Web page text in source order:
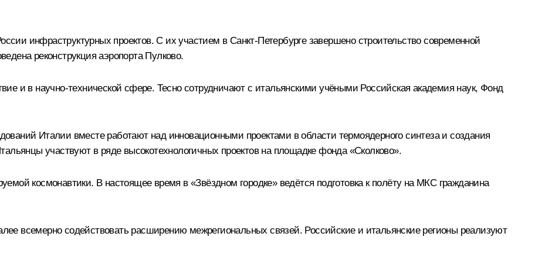
инфраструктурных проектов. С их участием в Санкт-Петербурге завершено строительство современной
реконструкция аэропорта Пулково.
и в научно-технической сфере. Тесно сотрудничают с итальянскими учёными Российская академия наук, Фонд
Италии вместе работают над инновационными проектами в области термоядерного синтеза и создания
участвуют в ряде высокотехнологичных проектов на площадке фонда «Сколково».
космонавтики. В настоящее время в «Звёздном городке» ведётся подготовка к полёту на МКС гражданина
всемерно содействовать расширению межрегиональных связей. Российские и итальянские регионы реализуют